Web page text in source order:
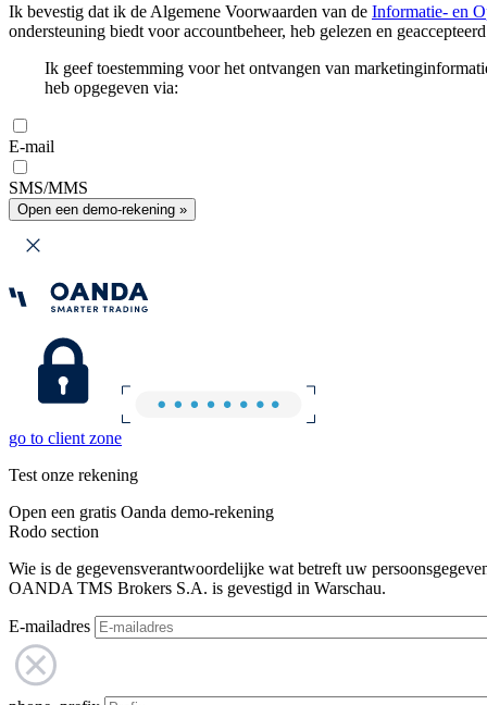
Ik bevestig dat ik de Algemene Voorwaarden van de Informatie- en
ondersteuning biedt voor accountbeheer, heb gelezen en
Ik geef toestemming voor het ontvangen van
heb opgegeven via:
E-mail
SMS/MMS
Open een demo-rekening »
go to client zone
Test onze rekening
Open een gratis Oanda demo-rekening
Rodo section
Wie is de gegevensverantwoordelijke wat betreft uw
OANDA TMS Brokers S.A. is gevestigd in Warschau.
E-mailadres